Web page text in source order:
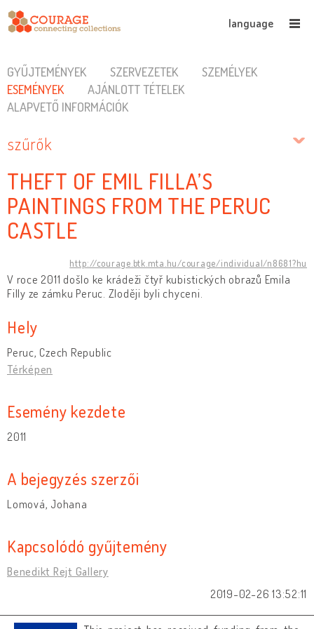
language
GYŰJTEMÉNYEK SZERVEZETEK
SZEMÉLYEK
ESEMÉNYEK
AJÁNLOTT TÉTELEK
ALAPVETŐ INFORMÁCIÓK
szűrők
THEFT OF EMIL FILLA’S
PAINTINGS FROM THE PERUC
CASTLE
http://courage.btk.mta.hu/courage/individual/n8681?hu
V roce 2011 došlo ke krádeži čtyř kubistických obrazů Emila
Filly ze zámku Peruc. Zloději byli chyceni.
Hely
Peruc, Czech Republic
Térképen
Esemény kezdete
2011
A bejegyzés szerzői
Lomová, Johana
Kapcsolódó gyűjtemény
Benedikt Rejt Gallery
2019-02-26 13:52:11